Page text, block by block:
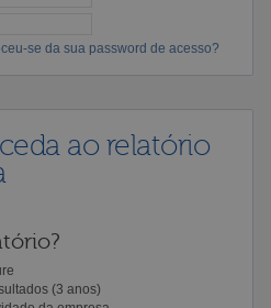
se da sua password de acesso?
ao relatório
(3 anos)